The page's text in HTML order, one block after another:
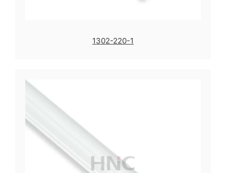
1302-220-1